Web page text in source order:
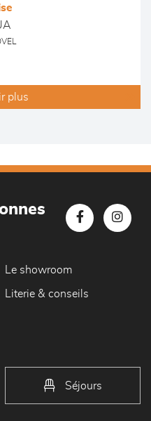
plus
Le showroom
Literie & conseils
Séjours